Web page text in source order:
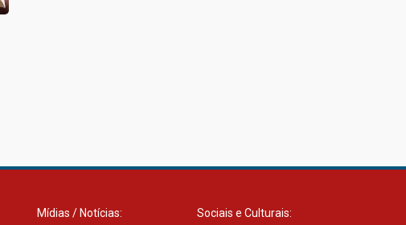
Mídias / Notícias:
Sociais e Culturais: